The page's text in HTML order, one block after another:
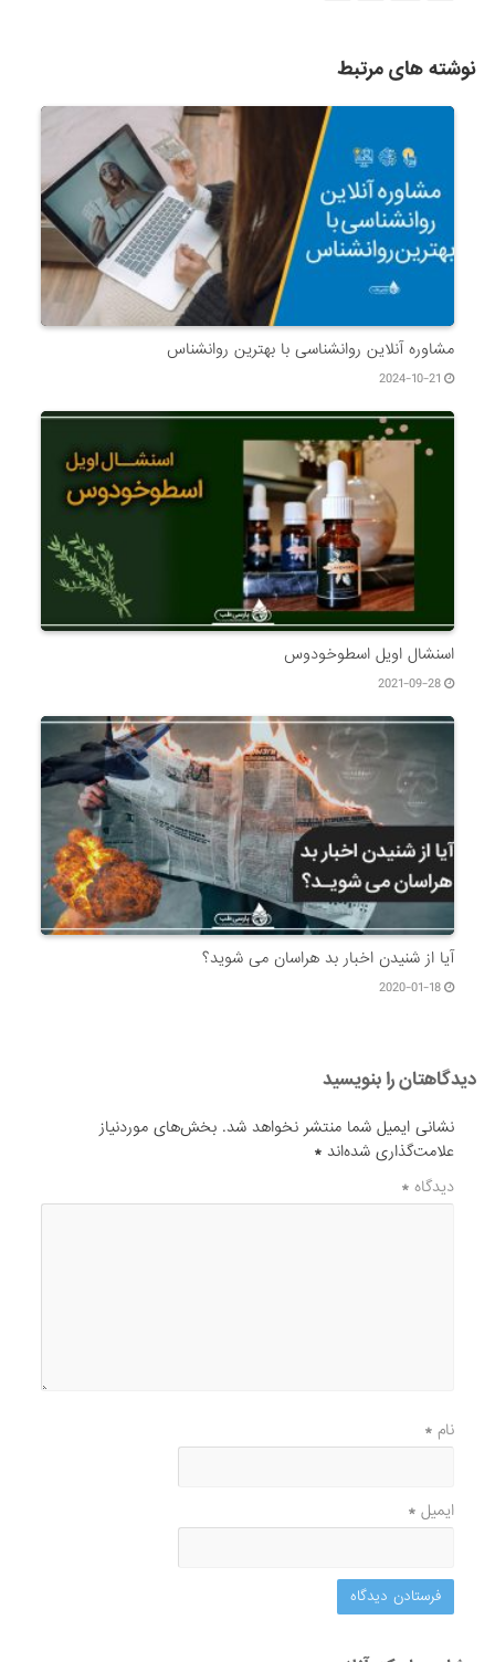
نوشته های مرتبط
مشاوره آنلاین روانشناسی با بهترین روانشناس
2024-10-21
اسنشال اویل اسطوخودوس
2021-09-28
آیا از شنیدن اخبار بد هراسان می شوید؟
2020-01-18
دیدگاهتان را بنویسید
نشانی ایمیل شما منتشر نخواهد شد. بخش‌های موردنیاز
علامت‌گذاری شده‌اند*
دیدگاه*
نام*
ایمیل*